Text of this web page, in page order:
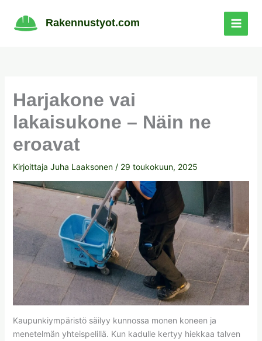
sisältöön
Rakennustyot.com
Harjakone vai
lakaisukone – Näin ne
eroavat
Kirjoittaja Juha Laaksonen / 29 toukokuun, 2025
Kaupunkiympäristö säilyy kunnossa monen koneen ja
menetelmän yhteispelillä. Kun kadulle kertyy hiekkaa talven